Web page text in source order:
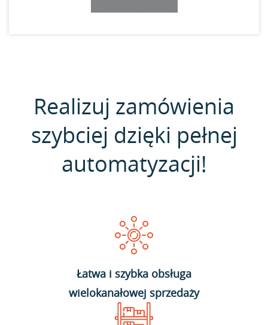
Realizuj zamówienia
szybciej dzięki pełnej
automatyzacji!
Łatwa i szybka obsługa
wielokanałowej sprzedaży